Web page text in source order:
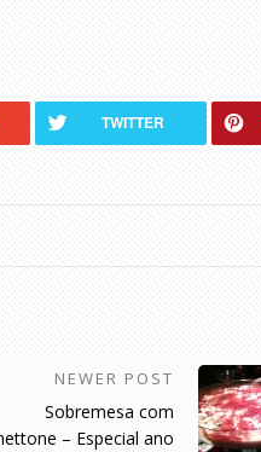
TWITTER
NEWER POST
Sobremesa com
– Especial ano